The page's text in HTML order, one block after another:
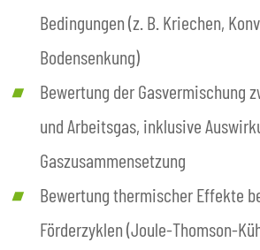
Bedingungen (z. B. Kriechen,
Bodensenkung)
Bewertung der Gasvermischung
und Arbeitsgas, inklusive
Gaszusammensetzung
Bewertung thermischer Effekte
Förderzyklen (Joule-Thomson-